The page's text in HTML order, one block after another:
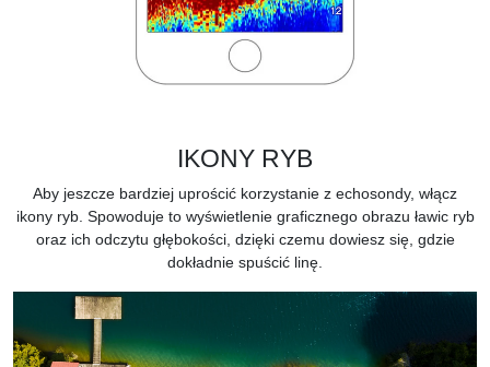
IKONY RYB
Aby jeszcze bardziej uprościć korzystanie z echosondy, włącz
ikony ryb. Spowoduje to wyświetlenie graficznego obrazu ławic ryb
oraz ich odczytu głębokości, dzięki czemu dowiesz się, gdzie
dokładnie spuścić linę.